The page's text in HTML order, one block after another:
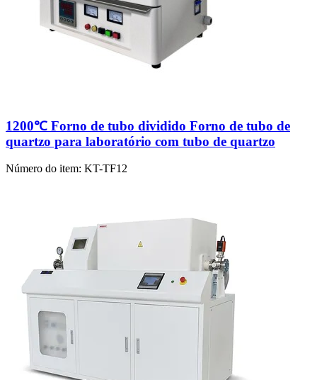
1200℃ Forno de tubo dividido Forno de tubo de
quartzo para laboratório com tubo de quartzo
Número do item: KT-TF12